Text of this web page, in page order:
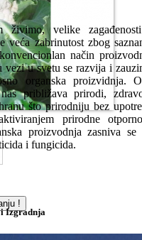
živimo, velike
veća zabrinutost zbog
način
vezi u svetu se razvija i
organska proizvidnja.
približava prirodi,
što prirodniju bez
prirodne
proizvodnja zasniva se
i fungicida.
Izgradnja
!